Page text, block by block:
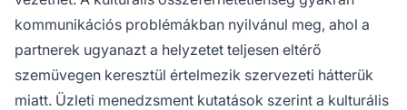
kommunikációs problémákban nyilvánul meg, ahol a
partnerek ugyanazt a helyzetet teljesen eltérő
szemüvegen keresztül értelmezik szervezeti hátterük
miatt. Üzleti menedzsment kutatások szerint a kulturális